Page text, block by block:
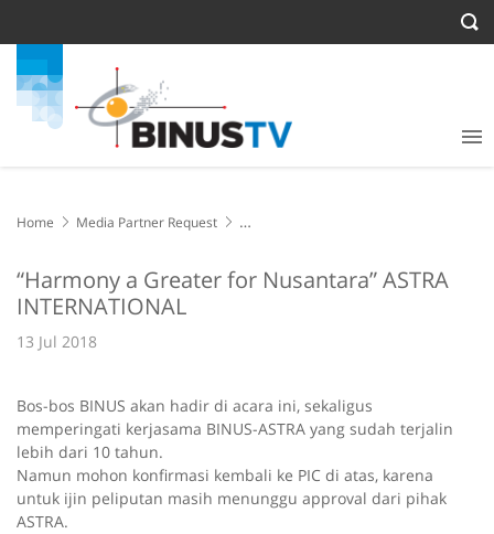
Home
Media Partner Request
“Harmony a Greater for Nusantara” ASTRA
INTERNATIONAL
13 Jul 2018
Bos-bos BINUS akan hadir di acara ini, sekaligus
memperingati kerjasama BINUS-ASTRA yang sudah terjalin
lebih dari 10 tahun.
Namun mohon konfirmasi kembali ke PIC di atas, karena
untuk ijin peliputan masih menunggu approval dari pihak
ASTRA.